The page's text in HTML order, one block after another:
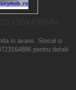
in avans. Stocul si
pentru detalii